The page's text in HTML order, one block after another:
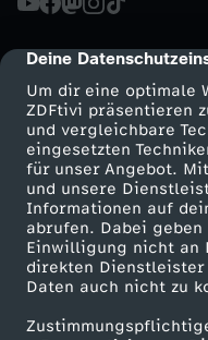
cmp-dialog-
Deine
Um dir eine optimale
ZDFtivi präsentieren
und vergleichbare
eingesetzten
für unser Angebot.
und unsere
Informationen auf
abrufen. Dabei
Einwilligung nicht an
direkten Dienstleister
Daten auch nicht zu
f
ü
h
r
u
n
Mehr ZDF
ZDF-Apps
Smart TV
ZDFtext
Livestreams